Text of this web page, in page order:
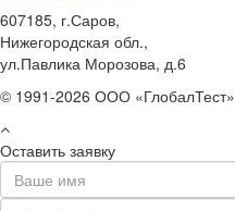
607185, г.Саров,
Нижегородская обл.,
ул.Павлика Морозова, д.6
© 1991-2026 ООО «ГлобалТест»
Оставить заявку